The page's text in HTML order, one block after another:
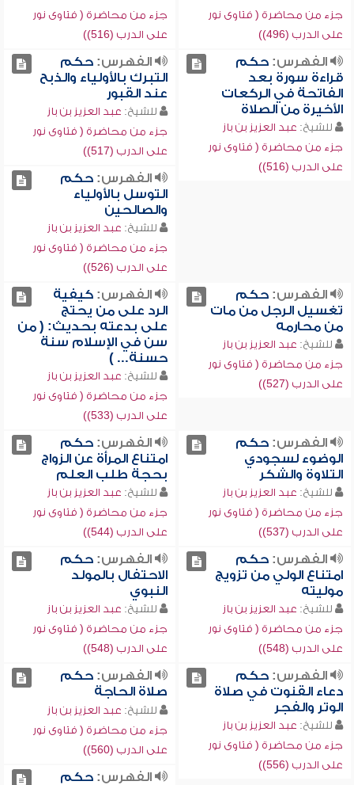
جزء من محاضرة ( فتاوى نور
على الدرب (496))
جزء من محاضرة ( فتاوى نور
على الدرب (516))
الفهرس:حكم
قراءة سورة بعد
الفاتحة في الركعات
الأخيرة من الصلاة
للشيخ: عبد العزيز بن باز
جزء من محاضرة ( فتاوى نور
على الدرب (516))
الفهرس:حكم
التبرك بالأولياء والذبح
عند القبور
للشيخ: عبد العزيز بن باز
جزء من محاضرة ( فتاوى نور
على الدرب (517))
الفهرس:حكم
التوسل بالأولياء
والصالحين
للشيخ: عبد العزيز بن باز
جزء من محاضرة ( فتاوى نور
على الدرب (526))
الفهرس:حكم
تغسيل الرجل من مات
من محارمه
للشيخ: عبد العزيز بن باز
جزء من محاضرة ( فتاوى نور
على الدرب (527))
الفهرس:كيفية
الرد على من يحتج
على بدعته بحديث: ( من
سن في الإسلام سنة
حسنة... )
للشيخ: عبد العزيز بن باز
جزء من محاضرة ( فتاوى نور
على الدرب (533))
الفهرس:حكم
الوضوء لسجودي
التلاوة والشكر
للشيخ: عبد العزيز بن باز
جزء من محاضرة ( فتاوى نور
على الدرب (537))
الفهرس:حكم
امتناع المرأة عن الزواج
بحجة طلب العلم
للشيخ: عبد العزيز بن باز
جزء من محاضرة ( فتاوى نور
على الدرب (544))
الفهرس:حكم
امتناع الولي من تزويج
موليته
للشيخ: عبد العزيز بن باز
جزء من محاضرة ( فتاوى نور
على الدرب (548))
الفهرس:حكم
الاحتفال بالمولد
النبوي
للشيخ: عبد العزيز بن باز
جزء من محاضرة ( فتاوى نور
على الدرب (548))
الفهرس:حكم
دعاء القنوت في صلاة
الوتر والفجر
للشيخ: عبد العزيز بن باز
جزء من محاضرة ( فتاوى نور
على الدرب (556))
الفهرس:حكم
صلاة الحاجة
للشيخ: عبد العزيز بن باز
جزء من محاضرة ( فتاوى نور
على الدرب (560))
الفهرس:حكم